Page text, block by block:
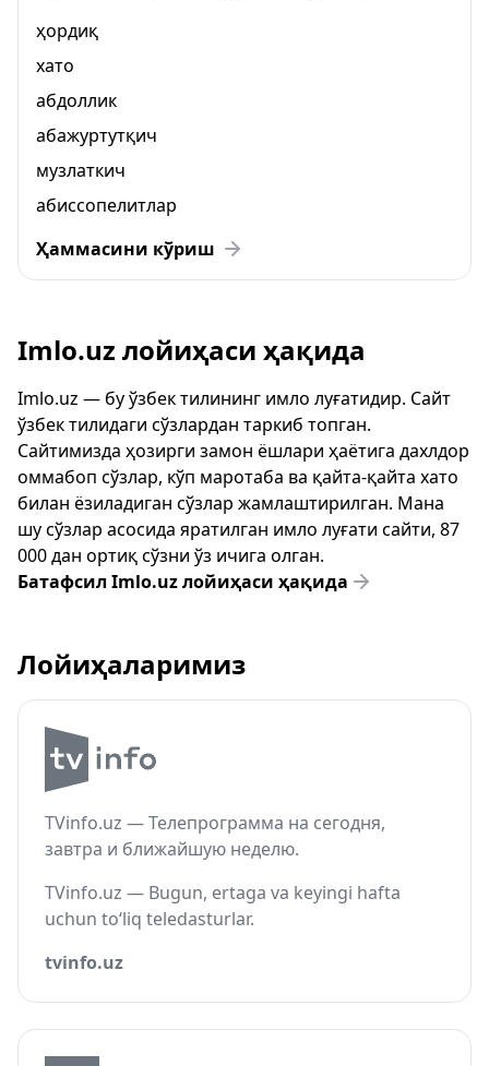
ҳордиқ
хато
абдоллик
абажуртутқич
музлаткич
абиссопелитлар
Ҳаммасини кўриш
Imlo.uz лойиҳаси ҳақида
Imlo.uz — бу ўзбек тилининг имло луғатидир. Сайт
ўзбек тилидаги сўзлардан таркиб топган.
Сайтимизда ҳозирги замон ёшлари ҳаётига дахлдор
оммабоп сўзлар, кўп маротаба ва қайта-қайта хато
билан ёзиладиган сўзлар жамлаштирилган. Мана
шу сўзлар асосида яратилган имло луғати сайти, 87
000 дан ортиқ сўзни ўз ичига олган.
Батафсил Imlo.uz лойиҳаси ҳақида
Лойиҳаларимиз
TVinfo.uz — Телепрограмма на сегодня,
завтра и ближайшую неделю.
TVinfo.uz — Bugun, ertaga va keyingi hafta
uchun to‘liq teledasturlar.
tvinfo.uz